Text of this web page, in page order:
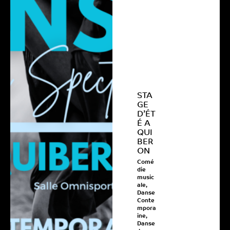
STA
GE
D’ÉT
É A
QUI
BER
ON
Comé
die
music
ale,
Danse
Conte
mpora
ine,
Danse